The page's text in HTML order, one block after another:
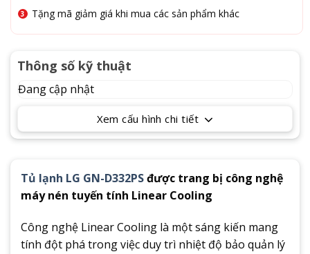
Tặng mã giảm giá khi mua các sản phẩm khác
Tủ lạnh LG GN-D332PSđược trang bị công nghệ
máy nén tuyến tính Linear Cooling
Công nghệ Linear Cooling là một sáng kiến mang
tính đột phá trong việc duy trì nhiệt độ bảo quản lý
Thông số kỹ thuật
Đang cập nhật
Xem cấu hình chi tiết